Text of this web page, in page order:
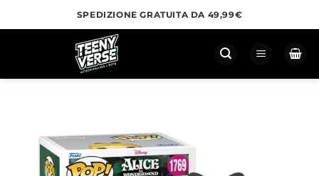
ai
SPEDIZIONE GRATUITA DA 49,99€